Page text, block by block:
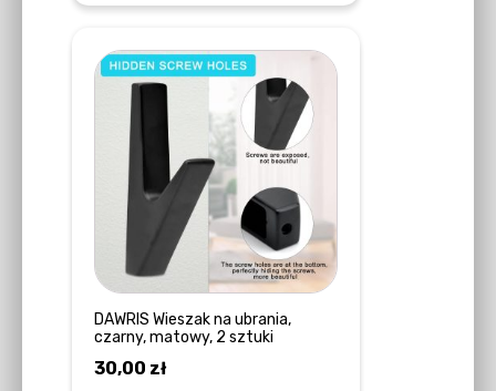
DAWRIS Wieszak na ubrania,
czarny, matowy, 2 sztuki
30,00 zł